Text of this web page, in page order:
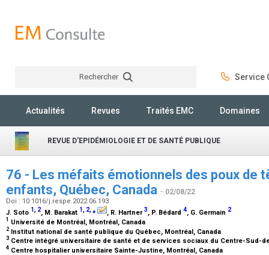
Rechercher Service
Actualités Revues Traités EMC Domaines
REVUE D'EPIDÉMIOLOGIE ET DE SANTÉ PUBLIQUE
76 - Les méfaits émotionnels des poux de
enfants, Québec, Canada - 02/08/22
Doi : 10.1016/j.respe.2022.06.193
J. Soto 1, 2, M. Barakat 1, 2,⁎ , R. Hartner3, P. Bédard 4, G. Germain 2
1 Université de Montréal, Montréal, Canada
2 Institut national de santé publique du Québec, Montréal, Canada
3 Centre intégré universitaire de santé et de services sociaux du Centre-Sud-
4 Centre hospitalier universitaire Sainte-Justine, Montréal, Canada